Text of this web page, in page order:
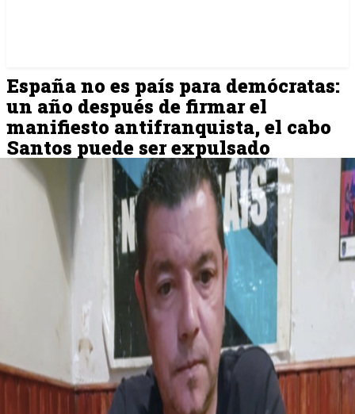
España no es país para demócratas:
un año después de firmar el
manifiesto antifranquista, el cabo
Santos puede ser expulsado